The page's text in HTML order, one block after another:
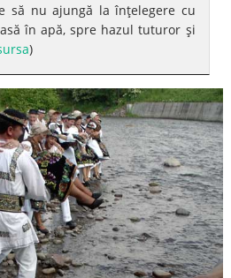
să nu ajungă la înţelegere cu
în apă, spre hazul tuturor şi
)